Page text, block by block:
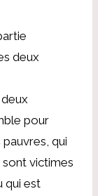
deux
pour
qui
sont victimes
qui est